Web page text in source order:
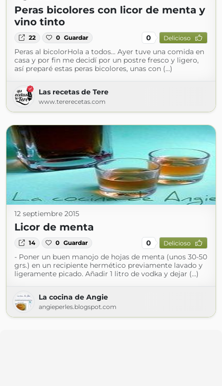
Peras bicolores con licor de menta y
vino tinto
22 0 Guardar 0 Delicioso
Peras al bicolorHola a todos... Ayer tuve una comida en
casa y por fin me decidí por un postre fresco y ligero,
así preparé estas peras bicolores, unas con (...)
Las recetas de Tere
www.tererecetas.com
12 septiembre 2015
Licor de menta
14 0 Guardar 0 Delicioso
- Poner un buen manojo de hojas de menta (unos 30-50
grs.) en un recipiente hermético previamente lavado y
ligeramente picado. Añadir 1 litro de vodka y dejar (...)
La cocina de Angie
angieperles.blogspot.com